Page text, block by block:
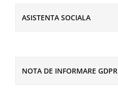
ASISTENTA SOCIALA
NOTA DE INFORMARE GDPR